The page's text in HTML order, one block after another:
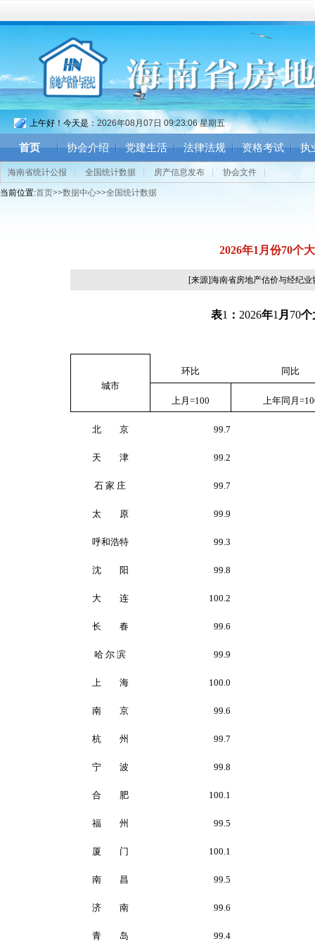
上午好！今天是： 2026年08月07日 09:23:07 星期五
首页 协会介绍 党建生活 法律法规 资格考试 执
海南省统计公报 全国统计数据 房产信息发布 协会文件
当前位置:首页>>数据中心>>全国统计数据
2026年1月份70个
[来源]海南省房地产估价与经纪
表1 ： 2026年1 月 70个
城市
环比 同比
上月 =100 上年同月
北 京 99.7
天 津 99.2
石 家 庄 99.7
太 原 99.9
呼和浩特 99.3
沈 阳 99.8
大 连 100.2
长 春 99.6
哈 尔 滨 99.9
上 海 100.0
南 京 99.6
杭 州 99.7
宁 波 99.8
合 肥 100.1
福 州 99.5
厦 门 100.1
南 昌 99.5
济 南 99.6
青 岛 99.4